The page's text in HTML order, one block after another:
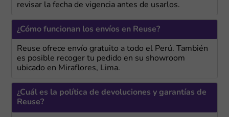
revisar la fecha de vigencia antes de usarlos.
¿Cómo funcionan los envíos en Reuse?
Reuse ofrece envío gratuito a todo el Perú. También
es posible recoger tu pedido en su showroom
ubicado en Miraflores, Lima.
¿Cuál es la política de devoluciones y garantías de
Reuse?